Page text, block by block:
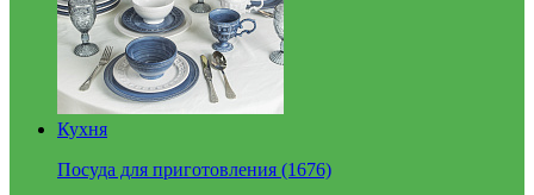
Кухня
Посуда для приготовления (1676)